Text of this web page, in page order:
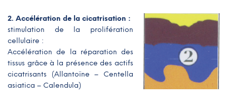
2. Accélération de la cicatrisation :
stimulation de la prolifération
cellulaire :
Accélération de la réparation des
tissus grâce à la présence des actifs
cicatrisants (Allantoïne – Centella
asiatica – Calendula)